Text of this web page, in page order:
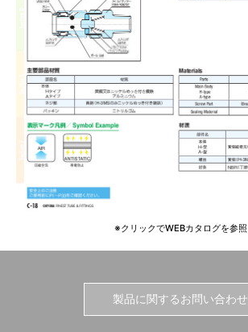
※クリックでWEBカタログを参照
製品に関するお問い合わせ